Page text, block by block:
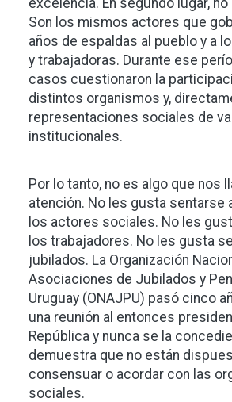
excelencia. En segundo lugar,
Son los mismos actores que
años de espaldas al pueblo y a
y trabajadoras. Durante ese
casos cuestionaron la
distintos organismos y,
representaciones sociales de
institucionales.
Por lo tanto, no es algo que nos
atención. No les gusta sentarse
los actores sociales. No les
los trabajadores. No les gusta
jubilados. La Organización
Asociaciones de Jubilados y
Uruguay (ONAJPU) pasó cinco
una reunión al entonces
República y nunca se la
demuestra que no están
consensuar o acordar con las
sociales.